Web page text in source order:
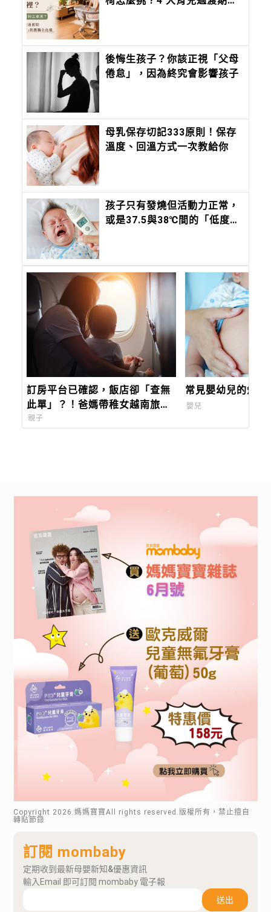
後悔生孩子？你該正視「父母
倦怠」，因為終究會影響孩子
母乳保存切記333原則！保存
溫度、回溫方式一次教給你
孩子只有發燒但活動力正常，
或是37.5與38℃間的「低度發
訂房平台已確認，飯店卻「查無
此單」？！爸媽帶稚女越南旅遊
遭甩鍋，午夜流浪街頭！訂房求
親子
常見嬰幼兒的急性
嬰兒
Copyright 2026 .媽媽寶寶All rights reserved.版權所有，禁止擅自
轉貼節錄
訂閱 mombaby
定期收到最新母嬰新知&優惠資訊
輸入Email 即可訂閱 mombaby 電子報
送出